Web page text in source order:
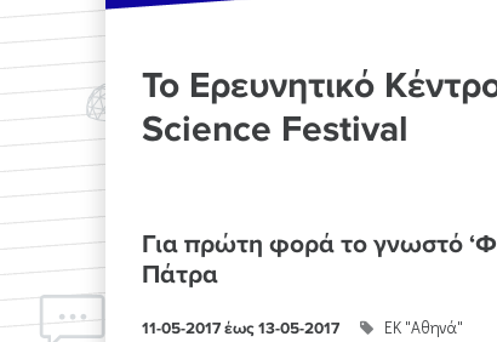
Το Ερευνητικό
Science Festival
Για πρώτη φορά το γνωστό
Πάτρα
11-05-2017έως13-05-2017 ΕΚ "Αθηνά"